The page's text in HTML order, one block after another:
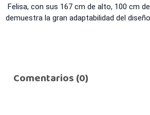
Felisa, con sus 167 cm de alto, 100 cm
demuestra la gran adaptabilidad del
Comentarios (0)